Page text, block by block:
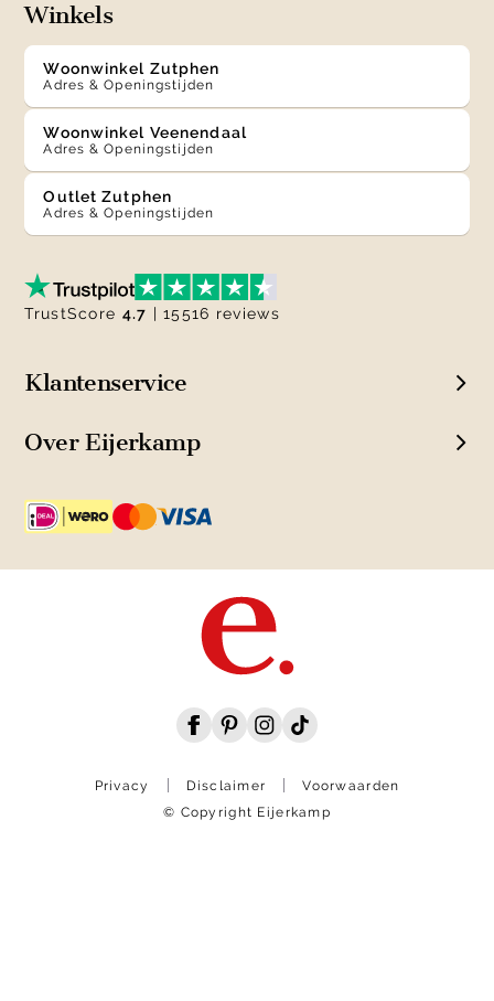
Winkels
Woonwinkel Zutphen
Adres & Openingstijden
Woonwinkel Veenendaal
Adres & Openingstijden
Outlet Zutphen
Adres & Openingstijden
Klantenservice
Over Eijerkamp
TrustScore 4.7 | 15516 reviews
Privacy Disclaimer
Voorwaarden
© Copyright Eijerkamp